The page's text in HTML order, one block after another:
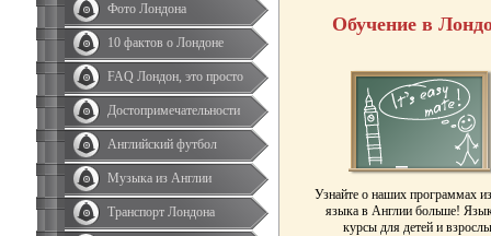
Фото Лондона
10 фактов о Лондоне
FAQ Лондон, это просто
Достопримечательности
Английский футбол
Музыка из Англии
Транспорт Лондона
Обучение в
Узнайте о наших программах
языка в Англии больше!
курсы для детей и